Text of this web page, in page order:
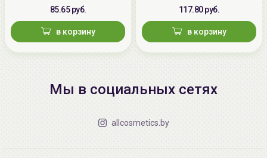
85.65 руб.
в корзину
117.80 руб.
в корзину
Мы в социальных сетях
allcosmetics.by